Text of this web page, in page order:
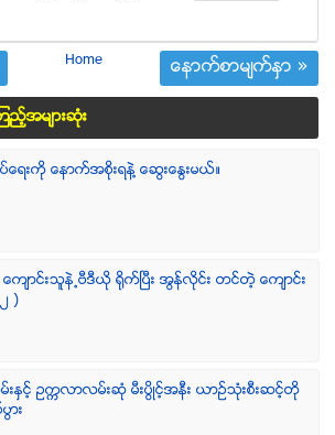
Home ေနာက္စာမ်က္ႏွာ »
ည့္အမ်ားဆံုး
ရးကို ေနာက္အစိုးရနဲ႔ ေဆြးေႏြးမယ္။
ေက်ာင္းသူနဲ႕ဗီဒီယို ရိုက္ျပီး အြန္လိုင္း တင္တဲ့ ေက်ာင္း
)
းႏွင့္ ဥကၠလာလမ္းဆုံ မီးပြိဳင့္အနီး ယာဥ္သုံးစီးဆင့္တို
ား